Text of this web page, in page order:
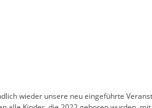
wieder unsere neu eingeführte